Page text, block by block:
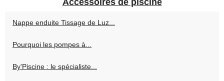
Nappe enduite Tissage de Luz...
Pourquoi les pompes à...
By'Piscine : le spécialiste...